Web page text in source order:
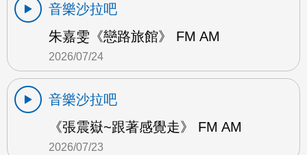
音樂沙拉吧
朱嘉雯《戀路旅館》 FM AM
2026/07/24
音樂沙拉吧
《張震嶽~跟著感覺走》 FM AM
2026/07/23